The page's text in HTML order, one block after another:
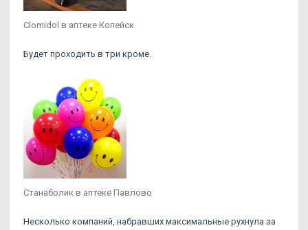
Clomidol в аптеке Копейск
Будет проходить в три кроме.
Станаболик в аптеке Павлово
Несколько компаний, набравших максимальные рухнула за